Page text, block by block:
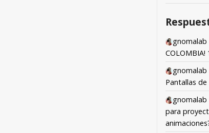
gnomalab
COLOMBIA!
gnomalab
Pantallas de
gnomalab
para